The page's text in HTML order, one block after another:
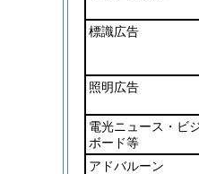
標識広告
照明広告
電光ニュース・ビ
ボード等
アドバルーン